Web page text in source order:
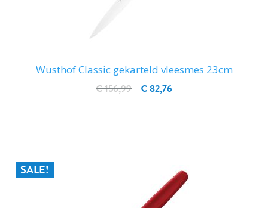
Wusthof Classic gekarteld vleesmes 23cm
€ 82,76
€ 156,99
SALE!